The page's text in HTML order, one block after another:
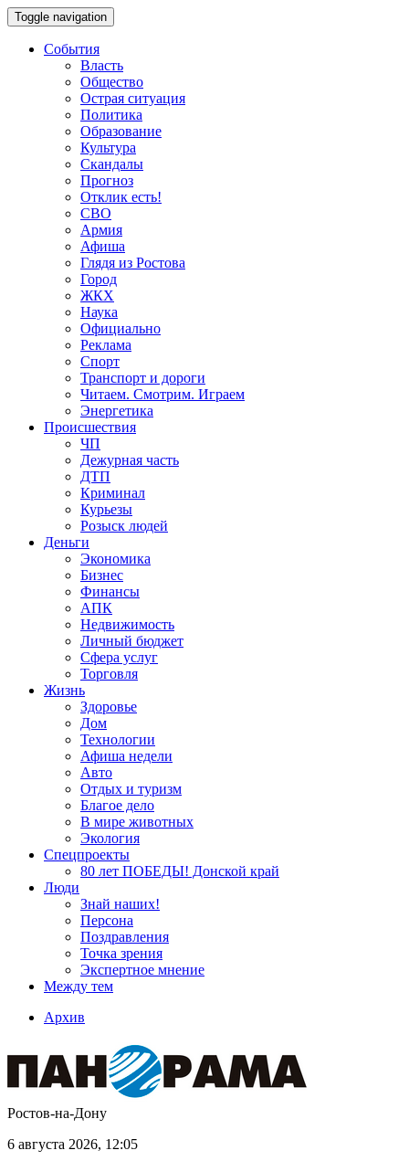
Toggle navigation
События
Власть
Общество
Острая ситуация
Политика
Образование
Культура
Скандалы
Прогноз
Отклик есть!
СВО
Армия
Афиша
Глядя из Ростова
Город
ЖКХ
Наука
Официально
Реклама
Спорт
Транспорт и дороги
Читаем. Смотрим. Играем
Энергетика
Происшествия
ЧП
Дежурная часть
ДТП
Криминал
Курьезы
Розыск людей
Деньги
Экономика
Бизнес
Финансы
АПК
Недвижимость
Личный бюджет
Сфера услуг
Торговля
Жизнь
Здоровье
Дом
Технологии
Афиша недели
Авто
Отдых и туризм
Благое дело
В мире животных
Экология
Спецпроекты
80 лет ПОБЕДЫ! Донской край
Люди
Знай наших!
Персона
Поздравления
Точка зрения
Экспертное мнение
Между тем
Архив
Ростов-на-Дону
6 августа 2026, 12:05